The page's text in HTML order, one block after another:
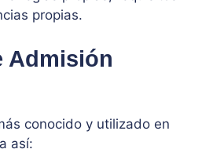
propias.
Admisión
conocido y utilizado en
así: